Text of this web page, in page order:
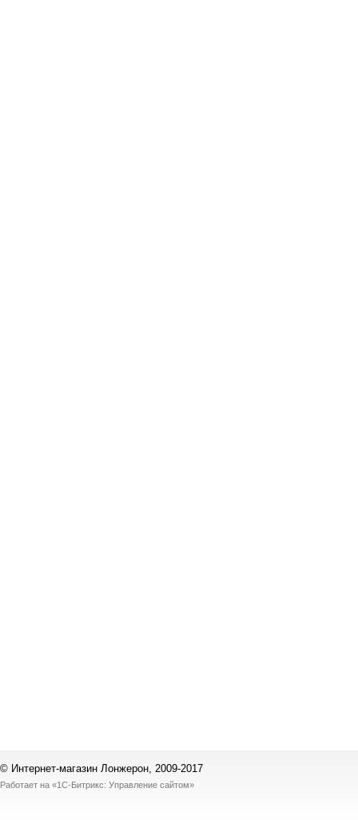
© Интернет-магазин Лонжерон, 2009-2017
Работает на «1С-Битрикс: Управление сайтом»